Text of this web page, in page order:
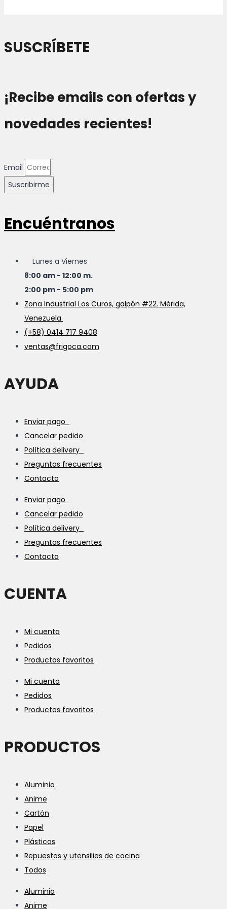
SUSCRÍBETE
¡Recibe emails con ofertas y
novedades recientes!
Email
Suscribirme
Encuéntranos
Lunes a Viernes
8:00 am - 12:00 m.
2:00 pm - 5:00 pm
Zona Industrial Los Curos, galpón #22. Mérida,
Venezuela.
(+58) 0414 717 9408
ventas@frigoca.com
AYUDA
Enviar pago
Cancelar pedido
Política delivery
Preguntas frecuentes
Contacto
Enviar pago
Cancelar pedido
Política delivery
Preguntas frecuentes
Contacto
CUENTA
Mi cuenta
Pedidos
Productos favoritos
Mi cuenta
Pedidos
Productos favoritos
PRODUCTOS
Aluminio
Anime
Cartón
Papel
Plásticos
Repuestos y utensilios de cocina
Todos
Aluminio
Anime